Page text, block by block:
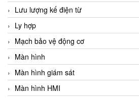
Lưu lượng kế điện từ
Ly hợp
Mạch bảo vệ động cơ
Màn hình
Màn hình giám sát
Màn hình HMI